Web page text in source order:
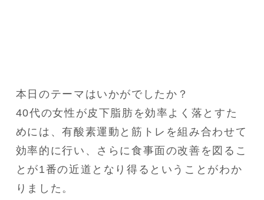
本日のテーマはいかがでしたか？
40代の女性が皮下脂肪を効率よく落とすた
めには、有酸素運動と筋トレを組み合わせて
効率的に行い、さらに食事面の改善を図るこ
とが1番の近道となり得るということがわか
りました。